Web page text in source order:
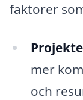
faktorer
mer
och